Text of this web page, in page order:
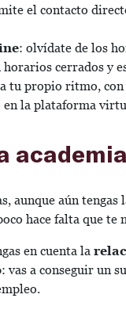
el contacto
: olvídate de los
horarios cerrados y
tu propio ritmo, con
la plataforma
academia
aunque aún
hace falta que te
en cuenta la
: vas a conseguir un